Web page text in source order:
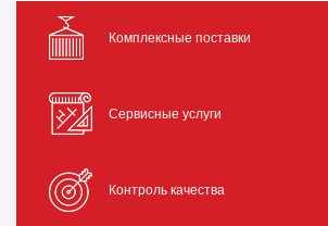
Комплексные поставки
Сервисные услуги
Контроль качества